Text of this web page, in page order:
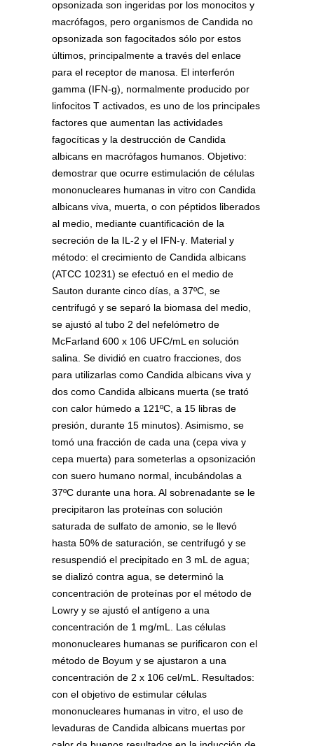
opsonizada son ingeridas por los monocitos y
macrófagos, pero organismos de Candida no
opsonizada son fagocitados sólo por estos
últimos, principalmente a través del enlace
para el receptor de manosa. El interferón
gamma (IFN-g), normalmente producido por
linfocitos T activados, es uno de los principales
factores que aumentan las actividades
fagocíticas y la destrucción de Candida
albicans en macrófagos humanos. Objetivo:
demostrar que ocurre estimulación de células
mononucleares humanas in vitro con Candida
albicans viva, muerta, o con péptidos liberados
al medio, mediante cuantificación de la
secreción de la IL-2 y el IFN-γ. Material y
método: el crecimiento de Candida albicans
(ATCC 10231) se efectuó en el medio de
Sauton durante cinco días, a 37ºC, se
centrifugó y se separó la biomasa del medio,
se ajustó al tubo 2 del nefelómetro de
McFarland 600 x 106 UFC/mL en solución
salina. Se dividió en cuatro fracciones, dos
para utilizarlas como Candida albicans viva y
dos como Candida albicans muerta (se trató
con calor húmedo a 121ºC, a 15 libras de
presión, durante 15 minutos). Asimismo, se
tomó una fracción de cada una (cepa viva y
cepa muerta) para someterlas a opsonización
con suero humano normal, incubándolas a
37ºC durante una hora. Al sobrenadante se le
precipitaron las proteínas con solución
saturada de sulfato de amonio, se le llevó
hasta 50% de saturación, se centrifugó y se
resuspendió el precipitado en 3 mL de agua;
se dializó contra agua, se determinó la
concentración de proteínas por el método de
Lowry y se ajustó el antígeno a una
concentración de 1 mg/mL. Las células
mononucleares humanas se purificaron con el
método de Boyum y se ajustaron a una
concentración de 2 x 106 cel/mL. Resultados:
con el objetivo de estimular células
mononucleares humanas in vitro, el uso de
levaduras de Candida albicans muertas por